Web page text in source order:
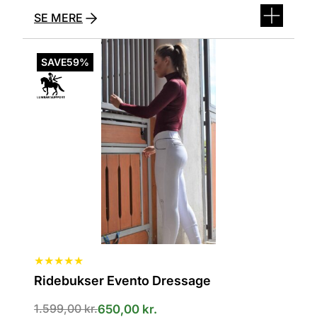
SE MERE
SAVE59%
★★★★★
Ridebukser Evento Dressage
1.599,00kr.650,00 kr.
vare
har
flere
varianter.
Mulighederne